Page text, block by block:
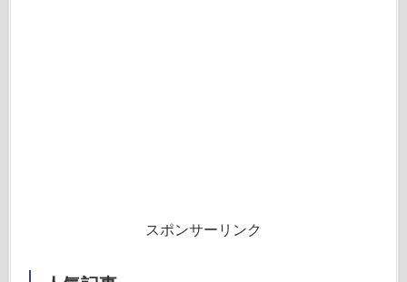
スポンサーリンク